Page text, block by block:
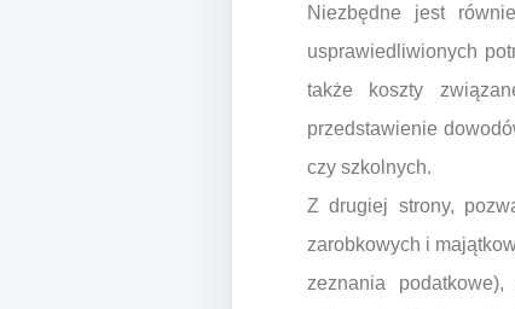
Niezbędne jest
usprawiedliwionych
także koszty
przedstawienie
czy szkolnych.
Z drugiej strony,
zarobkowych i
zeznania